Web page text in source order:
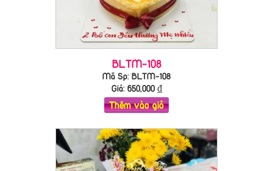
BLTM-108
Mã Sp: BLTM-108
Giá: 650,000₫
Thêm vào giỏ